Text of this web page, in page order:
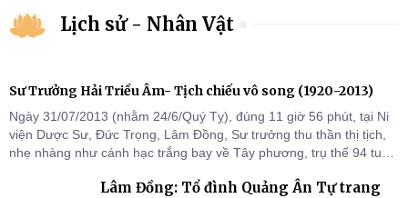
Lịch sử - Nhân Vật
Sư Trưởng Hải Triều Âm- Tịch chiếu vô song (1920-2013)
Ngày 31/07/2013 (nhằm 24/6/Quý Tỵ), đúng 11 giờ 56 phút, tại Ni
viện Dược Sư, Đức Trọng, Lâm Đồng, Sư trưởng thu thần thị tịch,
nhẹ nhàng như cánh hạc trắng bay về Tây phương, trụ thế 94 tuổi
Lâm Đồng: Tổ đình Quảng Ân Tự trang